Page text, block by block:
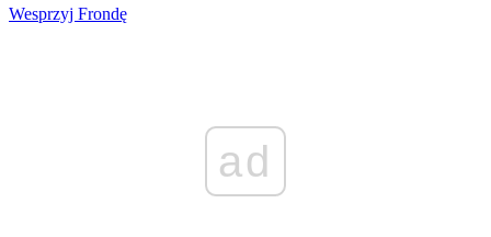
Wesprzyj Frondę
ad